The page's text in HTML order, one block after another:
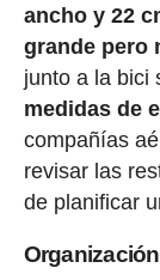
ancho y 22
grande pero
junto a la bici
medidas de
compañías
revisar las
de planificar